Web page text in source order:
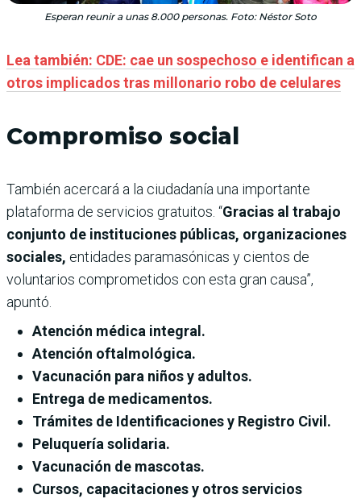
Esperan reunir a unas 8.000 personas. Foto: Néstor Soto
Lea también: CDE: cae un sospechoso e identifican a
otros implicados tras millonario robo de celulares
Compromiso social
También acercará a la ciudadanía una importante
plataforma de servicios gratuitos. “Gracias al trabajo
conjunto de instituciones públicas, organizaciones
sociales, entidades paramasónicas y cientos de
voluntarios comprometidos con esta gran causa”,
apuntó.
Atención médica integral.
Atención oftalmológica.
Vacunación para niños y adultos.
Entrega de medicamentos.
Trámites de Identificaciones y Registro Civil.
Peluquería solidaria.
Vacunación de mascotas.
Cursos, capacitaciones y otros servicios